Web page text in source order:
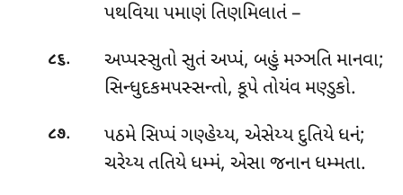
પથવિયા પમાણં તિણમિલાતં –
૮૬. અપ્પસ્સુતોસુતં અપ્પં, બહું મઞ્ઞતિ માનવા;
સિન્ધુદકમપસ્સન્તો, કૂપે તોયંવ મણ્ડુકો.
૮૭.
પઠમે સિપ્પં ગણ્હેય્ય, એસેય્ય દુતિયે ધનં;
ચરેય્ય તતિયે ધમ્મં, એસા જનાન ધમ્મતા.